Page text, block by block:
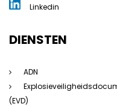
Linkedin
DIENSTEN
ADN
(EVD)